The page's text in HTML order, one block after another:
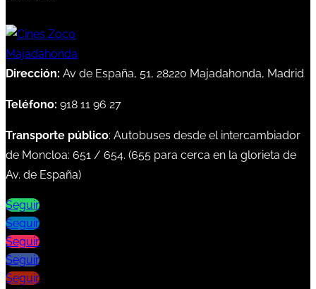
Dirección: Av de España, 51, 28220 Majadahonda, Madrid
Teléfono: 918 11 96 27
Transporte público: Autobuses desde el intercambiador
de Moncloa: 651 / 654. (655 para cerca en la glorieta de
Av. de España)
Seguir
Seguir
Seguir
Seguir
Seguir